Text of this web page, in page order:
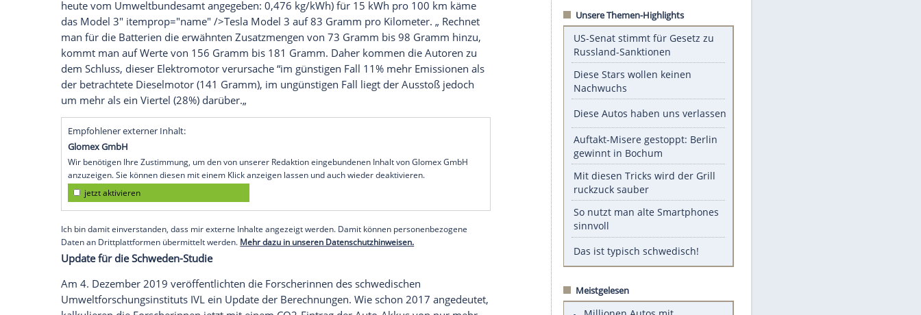
mit einer Haltbarkeit des E-Autos (TeslaModel3 und des zum Vergleich herangezogenen
MercedesC220 CDI) von nur zehn Jahren bei einer Jahresfahrleistungvon 15.000
Kilometern gerechnet wurde. Zur Erinnerung: das Durchschnittsalter der (nicht das
Alter zum Zeitpunkt der Außerbetriebnahme) auf deutschen Straßen liegt bei 9,4 Jahren. E-
Autos (inklusive Batterie) dürften in Zukunft nach ersten Erfahrungen eher haltbarer sein
als Verbrenner.
Im Ifo-Beitrag verteilt sich die CO2-Menge, die bei der Produktion der 75-kWh-Tesla-
Batterie laut Schweden-Studie anfallen (10.875 kg bis 14.625 kg CO2) auf lediglich 150.000
Kilometer. Das Institut formuliert entsprechend vorsichtig, diese Angabe impliziere, „dass
für die Produktion und das Recycling der
pro Kilometer Fahrstrecke zwischen 73
Gramm und 98 Gramm an CO2 -Ausstoß anzusetzen sind“. Zusammen mit dem CO2-
Ausstoß für die Erzeugung des Fahrstroms (von der Ifo verwendeter Wert: 0,55 kg/kWh;
heute vomUmweltbundesamtangegeben: 0,476 kg/kWh) für 15 kWh pro 100 km käme
das Model3" itemprop="name" />Tesla
3 auf 83 Gramm pro Kilometer. „ Rechnet
man für die Batterien die erwähnten Zusatzmengen von 73 Gramm bis 98 Gramm hinzu,
kommt man auf Werte von 156 Gramm bis 181 Gramm. Daher kommen die Autoren zu
Unsere Themen-Highlights
Russland-Sanktionen